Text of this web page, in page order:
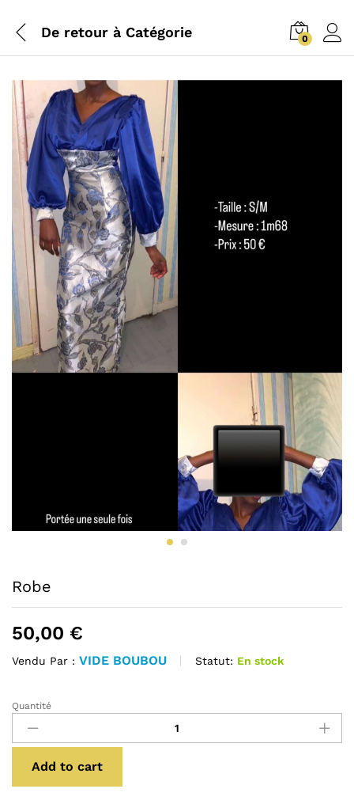
De retour à Catégorie 0
Robe
50,00 €
Vendu Par : VIDE BOUBOU Statut: En stock
Robe
quantité
Quantité
Add to cart